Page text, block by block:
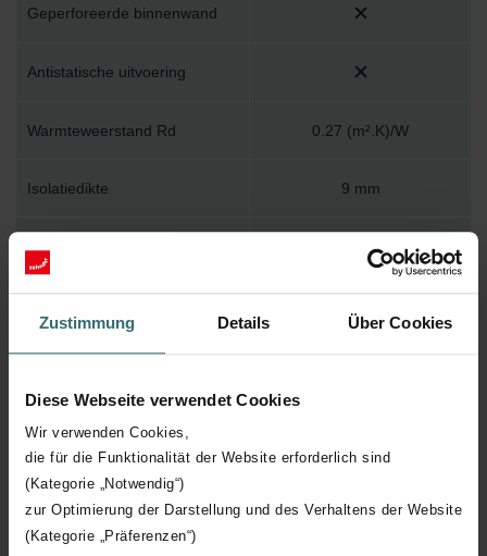
Zustimmung Details Über Cookies
Diese Webseite verwendet Cookies
Wir verwenden Cookies,
die für die Funktionalität der Website erforderlich sind
(Kategorie „Notwendig“)
zur Optimierung der Darstellung und des Verhaltens der Website
(Kategorie „Präferenzen“)
Geperforeerde binnenwand
Antistatische uitvoering
Warmteweerstand Rd 0.27 (m².K)/W
Isolatiedikte 9 mm
Uitwendige
oppervlaktebescherming
Geen (onbehandeld)
Uitvoering Uitwendig geïsoleerd kanaal
Materiaal kanaal
Aansluiting 1 Overig